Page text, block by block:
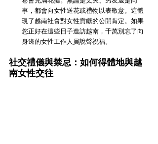
事，都會向女性送花或禮物以表敬意。這體
現了越南社會對女性貢獻的公開肯定。如果
您正好在這些日子造訪越南，千萬別忘了向
身邊的女性工作人員說聲祝福。
社交禮儀與禁忌：如何得體地與越
南女性交往